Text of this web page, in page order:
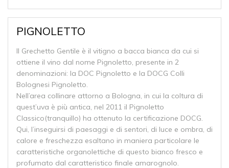
PIGNOLETTO
Il Grechetto Gentile è il vitigno a bacca bianca da cui si
ottiene il vino dal nome Pignoletto, presente in 2
denominazioni: la DOC Pignoletto e la DOCG Colli
Bolognesi Pignoletto.
Nell’area collinare attorno a Bologna, in cui la coltura di
quest’uva è più antica, nel 2011 il Pignoletto
Classico(tranquillo) ha ottenuto la certificazione DOCG.
Qui, l’inseguirsi di paesaggi e di sentori, di luce e ombra, di
calore e freschezza esaltano in maniera particolare le
caratteristiche organolettiche di questo bianco fresco e
profumato dal caratteristico finale amarognolo.